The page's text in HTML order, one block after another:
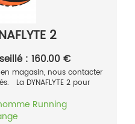
2
: 160.00 €
magasin, nous contacter
La DYNAFLYTE 2 pour
Running